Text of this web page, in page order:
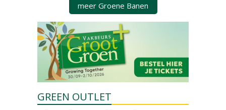
meer Groene Banen
GREEN OUTLET